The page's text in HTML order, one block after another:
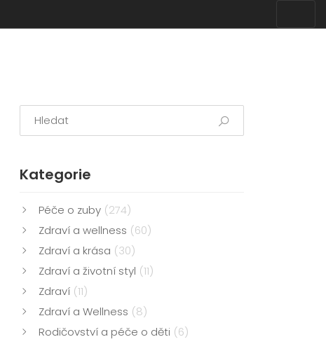
Kategorie
Péče o zuby (274)
Zdraví a wellness (60)
Zdraví a krása (30)
Zdraví a životní styl (11)
Zdraví (11)
Zdraví a Wellness (8)
Rodičovství a péče o děti (6)